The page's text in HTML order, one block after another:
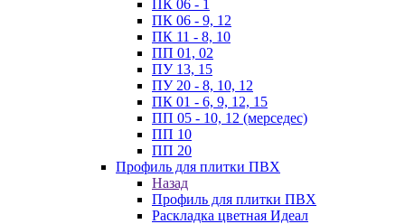
ПК 06 - 1
ПК 06 - 9, 12
ПК 11 - 8, 10
ПП 01, 02
ПУ 13, 15
ПУ 20 - 8, 10, 12
ПК 01 - 6, 9, 12, 15
ПП 05 - 10, 12 (мерседес)
ПП 10
ПП 20
Профиль для плитки ПВХ
Назад
Профиль для плитки ПВХ
Раскладка цветная Идеал